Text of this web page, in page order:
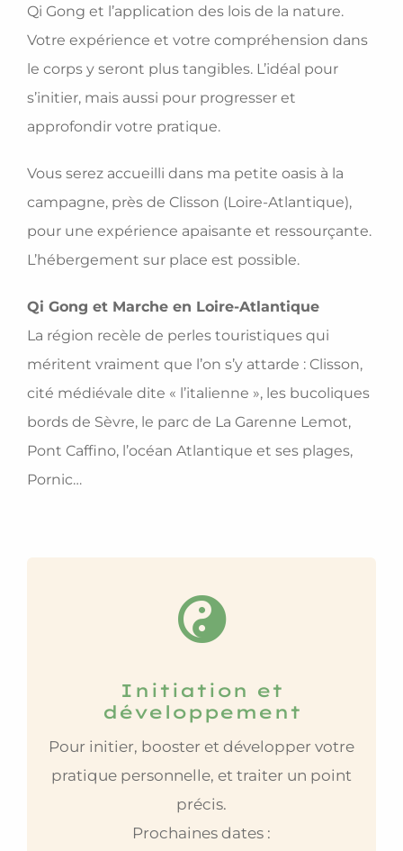
Qi Gong et l’application des lois de la nature.
Votre expérience et votre compréhension dans
le corps y seront plus tangibles. L’idéal pour
s’initier, mais aussi pour progresser et
approfondir votre pratique.
Vous serez accueilli dans ma petite oasis à la
campagne, près de Clisson (Loire-Atlantique),
pour une expérience apaisante et ressourçante.
L’hébergement sur place est possible.
Qi Gong et Marche en Loire-Atlantique
La région recèle de perles touristiques qui
méritent vraiment que l’on s’y attarde : Clisson,
cité médiévale dite « l’italienne », les bucoliques
bords de Sèvre, le parc de La Garenne Lemot,
Pont Caffino, l’océan Atlantique et ses plages,
Pornic…
Initiation et
développement
Pour initier, booster et développer votre
pratique personnelle, et traiter un point
précis.
Prochaines dates :